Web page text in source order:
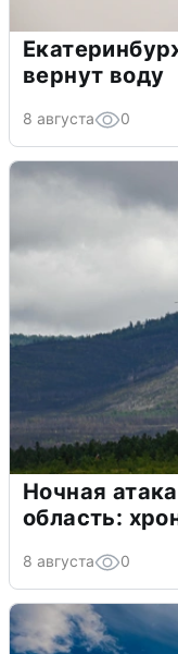
вернут воду
8 августа 0
Ночная
область:
8 августа 0